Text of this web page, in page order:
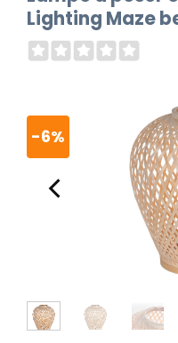
Lighting Maze
-6%